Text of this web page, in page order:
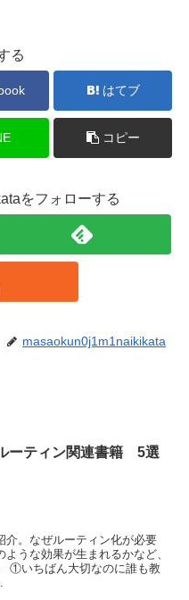
る
はてブ
コピー
をフォローする
masaokun0j1m1naikikata
ーティン関連書籍 5選
介。なぜルーティン化が必要
うな効果が生まれるかなど、
①いちばん大切なのに誰も教